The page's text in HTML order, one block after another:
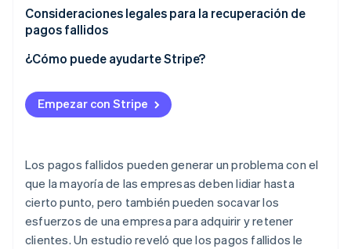
Factores adicionales
Recordatorios automáticos por correo electrónico
Varios canales de pago
Opciones sencillas de actualización de pagos
Opciones de pago flexibles
Incentivos para el pago a tiempo
Consideraciones legales para la recuperación de
pagos fallidos
¿Cómo puede ayudarte Stripe?
Evita pagos fallidos
Responder a pagos fallidos
Empezar con Stripe
Los pagos fallidos pueden generar un problema con el
que la mayoría de las empresas deben lidiar hasta
cierto punto, pero también pueden socavar los
esfuerzos de una empresa para adquirir y retener
clientes. Un estudio reveló que los pagos fallidos le